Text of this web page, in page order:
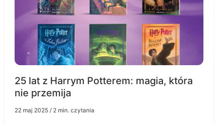
25 lat z Harrym Potterem: magia, która
nie przemija
22 maj 2025 / 2 min. czytania